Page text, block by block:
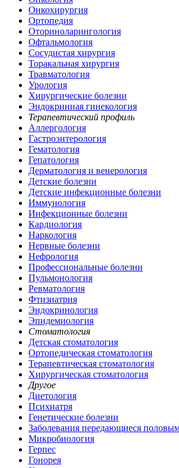
Онкохирургия
Ортопедия
Оториноларингология
Офтальмология
Сосудистая хирургия
Торакальная хирургия
Травматология
Урология
Хирургические болезни
Эндокринная гинекология
Терапевтический профиль
Аллергология
Гастроэнтерология
Гематология
Гепатология
Дерматология и венерология
Детские болезни
Детские инфекционные болезни
Иммунология
Инфекционные болезни
Кардиология
Наркология
Нервные болезни
Нефрология
Профессиональные болезни
Пульмонология
Ревматология
Фтизиатрия
Эндокринология
Эпидемиология
Стоматология
Детская стоматология
Ортопедическая стоматология
Терапевтическая стоматология
Хирургическая стоматология
Другое
Диетология
Психиатря
Генетические болезни
Заболевания передающиеся
Микробиология
Герпес
Гонорея